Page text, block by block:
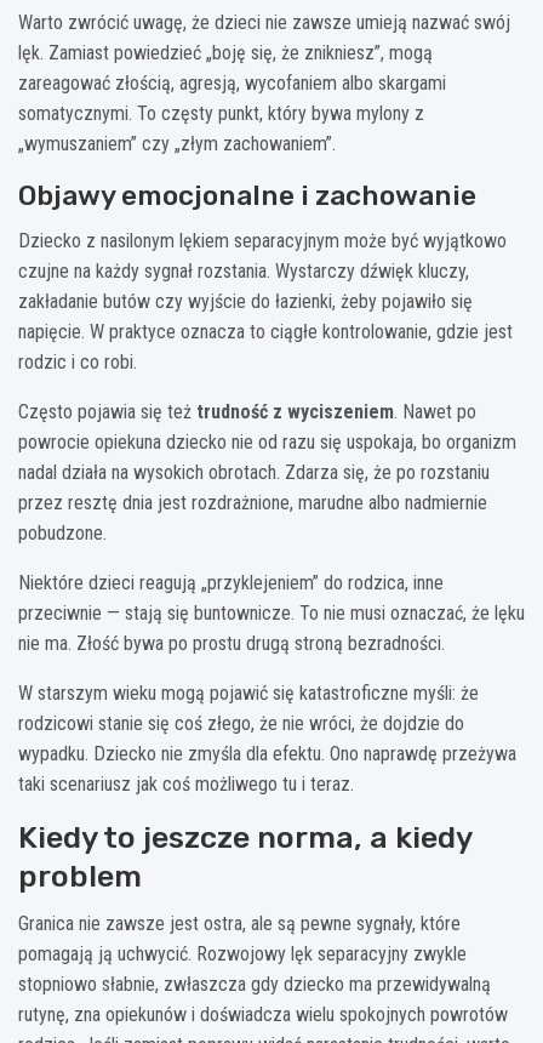
Warto zwrócić uwagę, że dzieci nie zawsze umieją nazwać swój
lęk. Zamiast powiedzieć „boję się, że znikniesz”, mogą
zareagować złością, agresją, wycofaniem albo skargami
somatycznymi. To częsty punkt, który bywa mylony z
„wymuszaniem” czy „złym zachowaniem”.
Objawy emocjonalne i zachowanie
Dziecko z nasilonym lękiem separacyjnym może być wyjątkowo
czujne na każdy sygnał rozstania. Wystarczy dźwięk kluczy,
zakładanie butów czy wyjście do łazienki, żeby pojawiło się
napięcie. W praktyce oznacza to ciągłe kontrolowanie, gdzie jest
rodzic i co robi.
Często pojawia się też trudność z wyciszeniem. Nawet po
powrocie opiekuna dziecko nie od razu się uspokaja, bo organizm
nadal działa na wysokich obrotach. Zdarza się, że po rozstaniu
przez resztę dnia jest rozdrażnione, marudne albo nadmiernie
pobudzone.
Niektóre dzieci reagują „przyklejeniem” do rodzica, inne
przeciwnie — stają się buntownicze. To nie musi oznaczać, że lęku
nie ma. Złość bywa po prostu drugą stroną bezradności.
W starszym wieku mogą pojawić się katastroficzne myśli: że
rodzicowi stanie się coś złego, że nie wróci, że dojdzie do
wypadku. Dziecko nie zmyśla dla efektu. Ono naprawdę przeżywa
taki scenariusz jak coś możliwego tu i teraz.
Kiedy to jeszcze norma, a kiedy
problem
Granica nie zawsze jest ostra, ale są pewne sygnały, które
pomagają ją uchwycić. Rozwojowy lęk separacyjny zwykle
stopniowo słabnie, zwłaszcza gdy dziecko ma przewidywalną
rutynę, zna opiekunów i doświadcza wielu spokojnych powrotów